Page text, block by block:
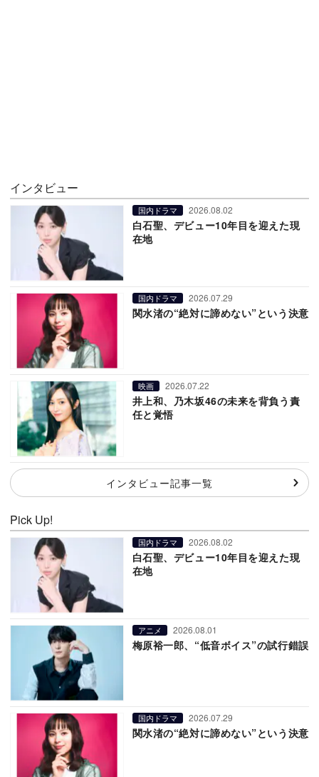
インタビュー
国内ドラマ 2026.08.02
白石聖、デビュー10年目を迎えた現
在地
国内ドラマ 2026.07.29
関水渚の“絶対に諦めない”という決意
映画 2026.07.22
井上和、乃木坂46の未来を背負う責
任と覚悟
インタビュー記事一覧
Pick Up!
国内ドラマ 2026.08.02
白石聖、デビュー10年目を迎えた現
在地
アニメ 2026.08.01
梅原裕一郎、“低音ボイス”の試行錯誤
国内ドラマ 2026.07.29
関水渚の“絶対に諦めない”という決意